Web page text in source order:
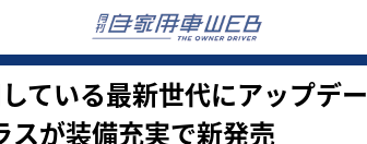
ている最新世代にアップデー
スが装備充実で新発売